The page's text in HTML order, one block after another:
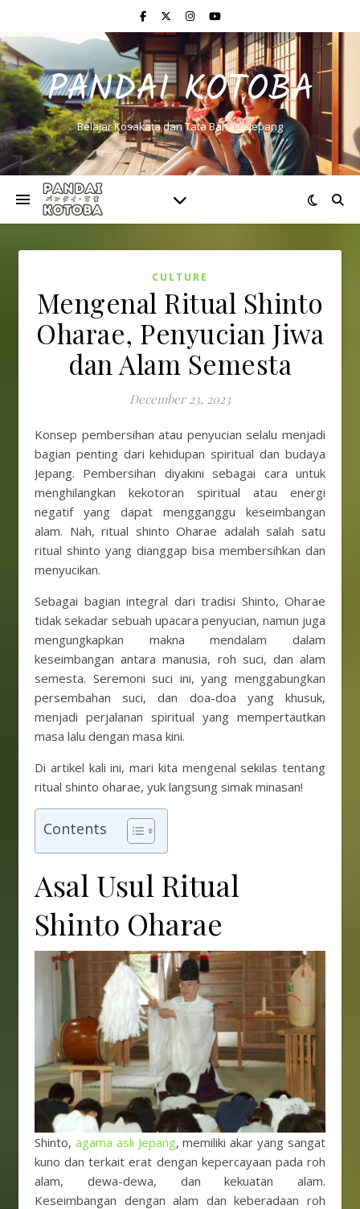
PANDAI KOTOBA
Belajar Kosakata dan Tata Bahasa Jepang
CULTURE
Mengenal Ritual Shinto
Oharae, Penyucian Jiwa
dan Alam Semesta
December 23, 2023
Konsep pembersihan atau penyucian selalu menjadi
bagian penting dari kehidupan spiritual dan budaya
Jepang. Pembersihan diyakini sebagai cara untuk
menghilangkan kekotoran spiritual atau energi
negatif yang dapat mengganggu keseimbangan
alam. Nah, ritual shinto Oharae adalah salah satu
ritual shinto yang dianggap bisa membersihkan dan
menyucikan.
Sebagai bagian integral dari tradisi Shinto, Oharae
tidak sekadar sebuah upacara penyucian, namun juga
mengungkapkan makna mendalam dalam
keseimbangan antara manusia, roh suci, dan alam
semesta. Seremoni suci ini, yang menggabungkan
persembahan suci, dan doa-doa yang khusuk,
menjadi perjalanan spiritual yang mempertautkan
masa lalu dengan masa kini.
Di artikel kali ini, mari kita mengenal sekilas tentang
ritual shinto oharae, yuk langsung simak minasan!
Contents
Asal Usul Ritual
Shinto Oharae
Shinto, agama asli Jepang, memiliki akar yang sangat
kuno dan terkait erat dengan kepercayaan pada roh
alam, dewa-dewa, dan kekuatan alam.
Keseimbangan dengan alam dan keberadaan roh